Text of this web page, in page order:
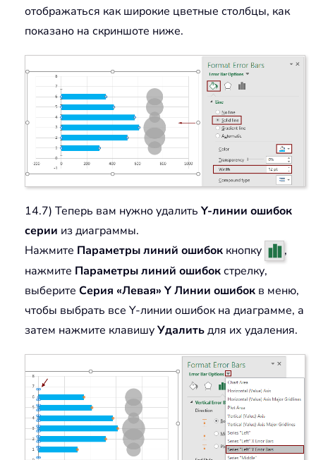
отображаться как широкие цветные столбцы, как
показано на скриншоте ниже.
14.7) Теперь вам нужно удалить Y-линии ошибок
серии из диаграммы.
Нажмите Параметры линий ошибок кнопку
,
нажмите Параметры линий ошибокстрелку,
выберите Серия «Левая» Y Линии ошибок в меню,
чтобы выбрать все Y-линии ошибок на диаграмме, а
затем нажмите клавишуУдалитьдля их удаления.